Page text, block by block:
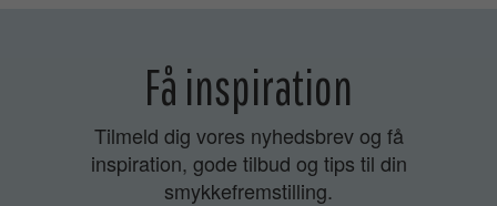
Få inspiration
Tilmeld dig vores nyhedsbrev og få
inspiration, gode tilbud og tips til din
smykkefremstilling.